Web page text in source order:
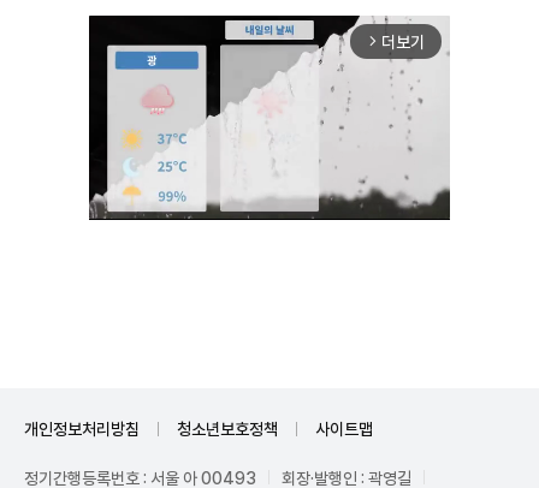
arrow_forward_ios 더보기
개인정보처리방침 청소년보호정책 사이트맵
정기간행등록번호 : 서울 아 00493 회장·발행인 : 곽영길